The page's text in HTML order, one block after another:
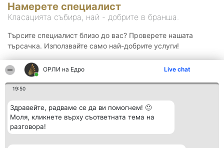
ОРЛИ на Едро Live chat
19:50
Здравейте, радваме се да ви помогнем! 🙂
Моля, кликнете върху съответната тема на
разговора!
Намерете специалист
Класацията събира, най - добрите в бранша.
Търсите специалист близо до вас? Проверете нашата
търсачка. Използвайте само най-добрите услуги!